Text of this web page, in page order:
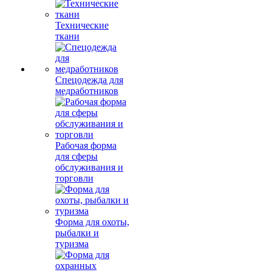
Технические
ткани
Спецодежда для
медработников
Рабочая форма
для сферы
обслуживания и
торговли
Форма для охоты,
рыбалки и
туризма